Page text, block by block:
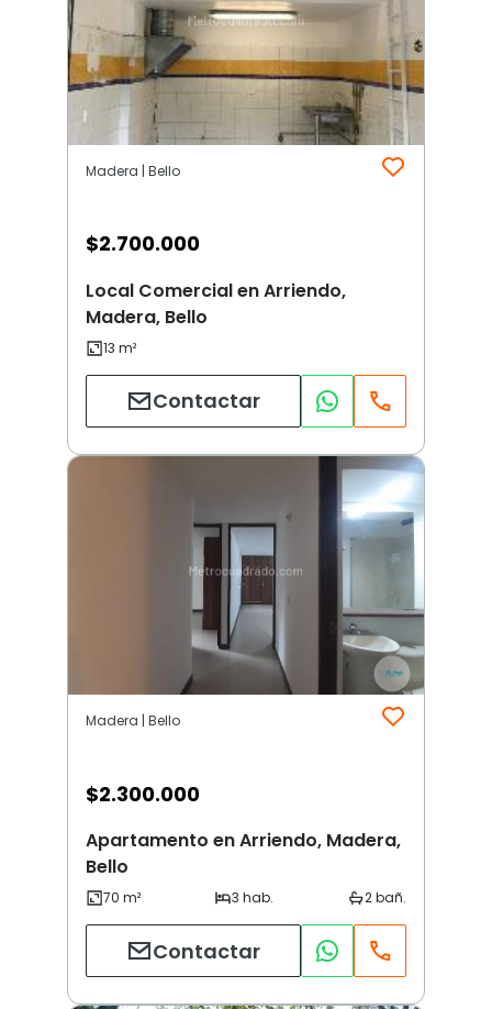
Madera | Bello
$2.700.000
Local Comercial en Arriendo,
Madera, Bello
Contactar
Madera | Bello
$2.300.000
Apartamento en Arriendo, Madera,
Bello
Contactar